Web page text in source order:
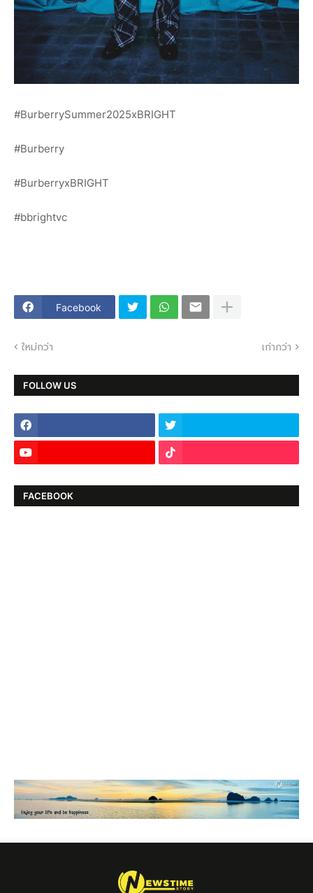
#BurberrySummer2025xBRIGHT
#Burberry
#BurberryxBRIGHT
#bbrightvc
Facebook
ใหม่กว่า เก่ากว่า
FOLLOW US
FACEBOOK